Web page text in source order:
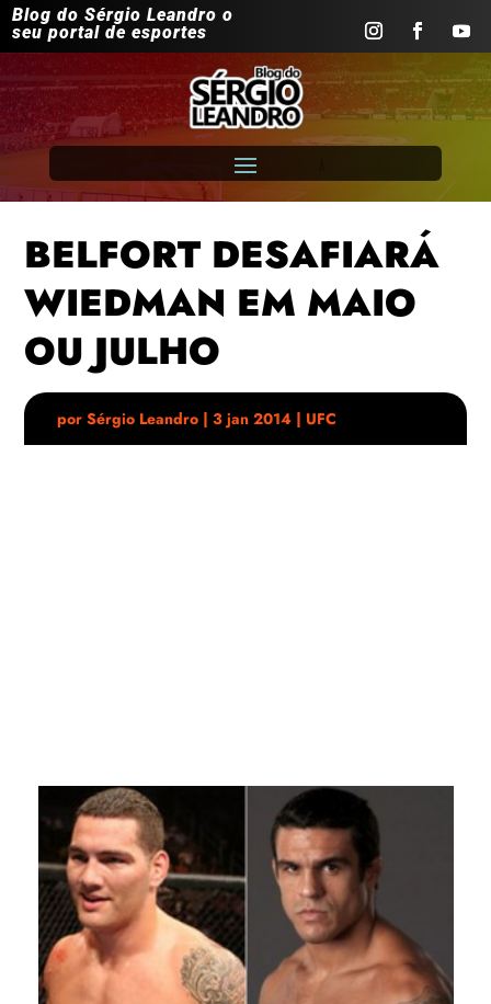
Blog do Sérgio Leandro o
seu portal de esportes
BELFORT DESAFIARÁ
WIEDMAN EM MAIO
OU JULHO
porSérgio Leandro |3 jan 2014 | UFC